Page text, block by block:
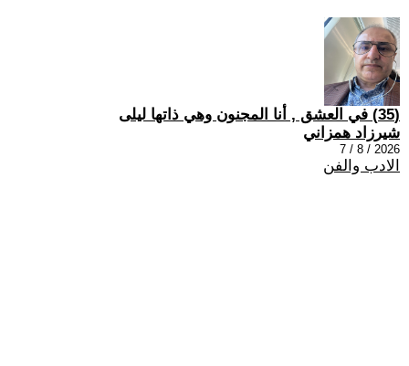
(35) في العشق , أنا المجنون وهي ذاتها ليلى
شيرزاد همزاني
2026 / 8 / 7
الادب والفن